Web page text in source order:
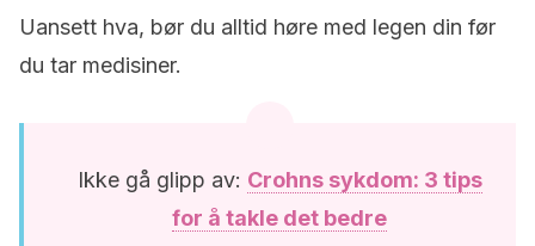
Uansett hva, bør du alltid høre med legen din før
du tar medisiner.
Ikke gå glipp av: Crohns sykdom: 3 tips
for å takle det bedre